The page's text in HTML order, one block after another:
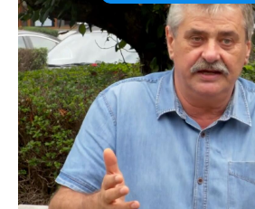
Adaugă aici
subtitluAdaugă
textul pentru
subtitluAdaugă
textul pentru
subtitluAdaugă
textul pentru